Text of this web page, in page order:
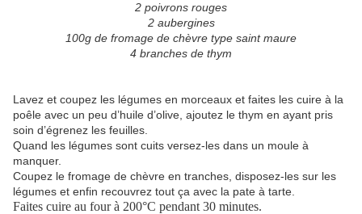
2 poivrons rouges
2 aubergines
100g de fromage de chèvre type saint maure
4 branches de thym
Lavez et coupez les légumes en morceaux et faites les cuire à la
poêle avec un peu d’huile d’olive, ajoutez le thym en ayant pris
soin d’égrenez les feuilles.
Quand les légumes sont cuits versez-les dans un moule à
manquer.
Coupez le fromage de chèvre en tranches, disposez-les sur les
légumes et enfin recouvrez tout ça avec la pate à tarte.
Faites cuire au four à 200°C pendant 30 minutes.